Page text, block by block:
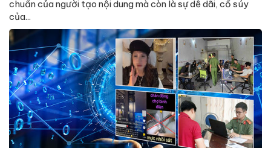
chuẩn của người tạo nội dung mà còn là sự dễ dãi, cổ súy
của...